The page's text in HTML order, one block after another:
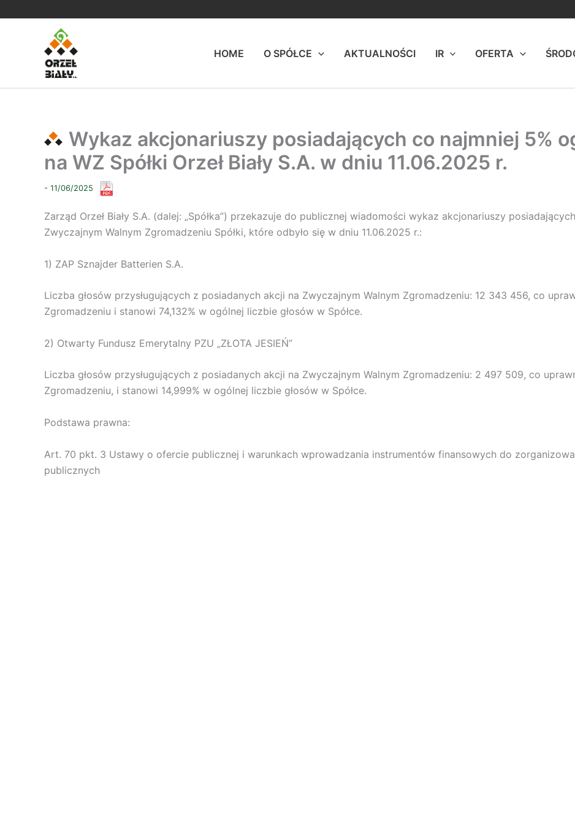
HOME
O SPÓŁCE AKTUALNOŚCI IR OFERTA
Wykaz akcjonariuszy posiadających co najmniej 5%
na WZ Spółki Orzeł Biały S.A. w dniu 11.06.2025 r.
- 11/06/2025
Zarząd Orzeł Biały S.A. (dalej: „Spółka”) przekazuje do publicznej wiadomości wykaz akcjonariuszy
Zwyczajnym Walnym Zgromadzeniu Spółki, które odbyło się w dniu 11.06.2025 r.:
1) ZAP Sznajder Batterien S.A.
Liczba głosów przysługujących z posiadanych akcji na Zwyczajnym Walnym Zgromadzeniu: 12 343 456, co
Zgromadzeniu i stanowi 74,132% w ogólnej liczbie głosów w Spółce.
2) Otwarty Fundusz Emerytalny PZU „ZŁOTA JESIEŃ”
Liczba głosów przysługujących z posiadanych akcji na Zwyczajnym Walnym Zgromadzeniu: 2 497 509, co
Zgromadzeniu, i stanowi 14,999% w ogólnej liczbie głosów w Spółce.
Podstawa prawna:
Art. 70 pkt. 3 Ustawy o ofercie publicznej i warunkach wprowadzania instrumentów finansowych do
publicznych